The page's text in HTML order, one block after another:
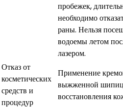
пробежек,
необходимо
раны. Нельзя
водоемы летом
лазером.
Отказ от
косметических
средств и
процедур
Применение
выжженной
восстановления